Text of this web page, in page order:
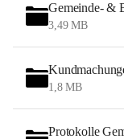
Gemeinde- &
3,49 MB
1,8 MB
Protokolle